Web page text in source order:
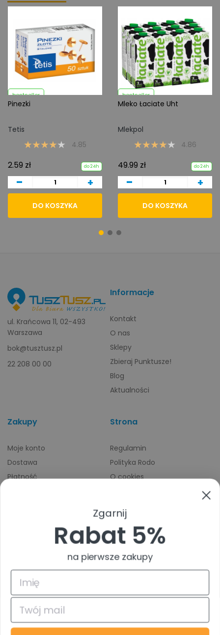
bestseller
Pinezki
Tetis
4.85
2.59 zł do 24h
- +
DO KOSZYKA
bestseller
Mleko Łaciate Uht
Mlekpol
4.86
49.99 zł do 24h
- +
DO KOSZYKA
ul. Krańcowa 11, 02-493
Warszawa
bok@tusztusz.pl
22 208 00 00
Informacje
Kontakt
O nas
Sklepy
Zbieraj Punktusze!
Blog
Aktualności
Zakupy
Moje konto
Dostawa
Płatność
Strona
Regulamin
Polityka Rodo
O cookies
4.9
Na podstawie
© 2026 TuszTusz.pl - Warszawa
Bezpieczeństwo danych dzięki
Zgarnij
Rabat 5%
na pierwsze zakupy